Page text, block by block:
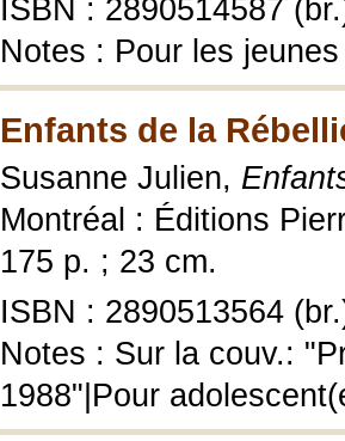
ISBN : 2890514587
Notes : Pour les
Enfants de la
Susanne Julien,
Montréal : Éditions
175 p. ; 23 cm.
ISBN : 2890513564
Notes : Sur la couv.:
1988"|Pour